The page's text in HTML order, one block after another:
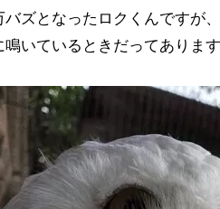
ズとなったロクくんですが
いているときだってあります